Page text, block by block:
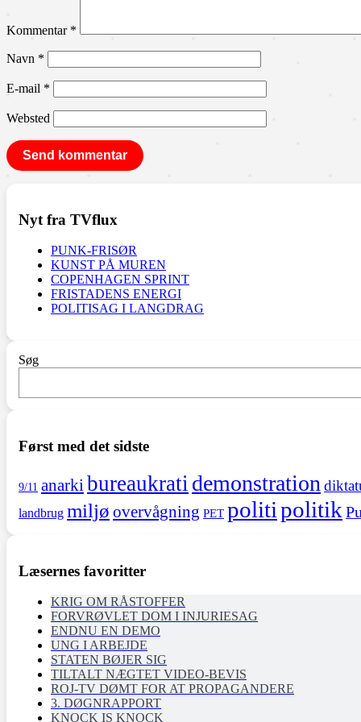
Kommentar *
Navn *
E-mail *
Websted
Nyt fra TVflux
PUNK-FRISØR
KUNST PÅ MUREN
COPENHAGEN SPRINT
FRISTADENS ENERGI
POLITISAG I LANGDRAG
Søg
Først med det sidste
9/11 anarki bureaukrati demonstration
landbrug miljø overvågning PET politipolitik
Læsernes favoritter
KRIG OM RÅSTOFFER
FORVRØVLET DOM I INJURIESAG
ENDNU EN DEMO
UNG I ARBEJDE
STATEN BØJER SIG
TILTALT NÆGTET VIDEO-BEVIS
ROJ-TV DØMT FOR AT PROPAGANDERE
3. DØGNRAPPORT
KNOCK IS KNOCK